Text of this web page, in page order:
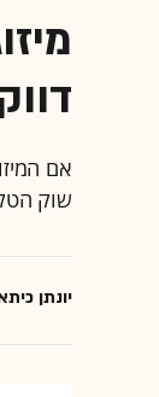
שוק
יונתן